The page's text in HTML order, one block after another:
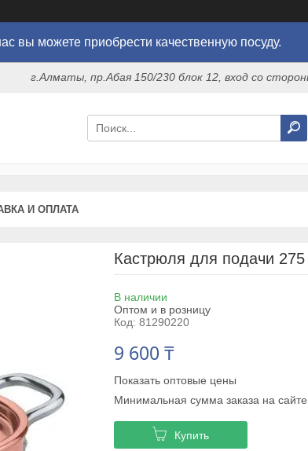
вы можете приобрести качественную посуду.
г.Алматы, пр.Абая 150/230 блок 12, вход со
И ОПЛАТА
Кастрюля для подачи
В наличии
Оптом и в розницу
Код: 81290220
9 600 ₸
Показать оптовые цены
Минимальная сумма заказа на
Купить